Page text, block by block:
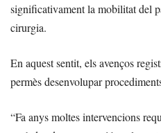
significativament la mobilitat del
cirurgia.
En aquest sentit, els avenços
permès desenvolupar
“Fa anys moltes intervencions